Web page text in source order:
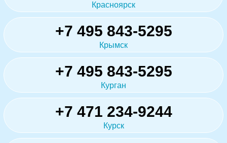
Красноярск
+7 495 843-5295
Крымск
+7 495 843-5295
Курган
+7 471 234-9244
Курск